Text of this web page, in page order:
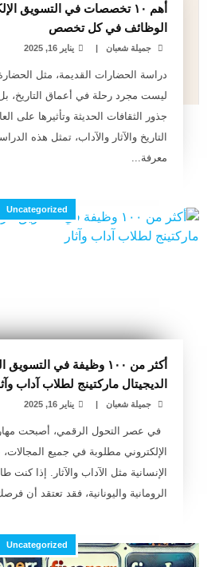
أهم ١٠ تخصصات في التسويق
الوظائف في كل تخصص
جميلة شعبان | يناير 16, 2025
دراسة الحضارات القديمة، مثل الحضارة
ليست مجرد رحلة في أعماق التاريخ،
جذور الثقافات الحديثة وتأثيرها على
التاريخ والآثار والآداب، تمثل هذه
معرفة...
Uncategorized
أكثر من ١٠٠ وظيفة في
الديجيتال ماركتينج لطلاب آداب
جميلة شعبان | يناير 16, 2025
في عصر التحول الرقمي، أصبحت
الإلكتروني مطلوبة في جميع
الإنسانية مثل الآداب والآثار. إذا
الرومانية واليونانية، فقد تعتقد أن
Uncategorized